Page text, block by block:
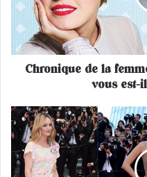
q
e
a
f
e
m
m
Chronique de la
vous est-
L
e
s
p